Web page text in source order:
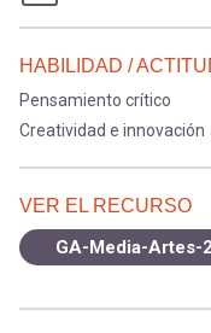
HABILIDAD /
Pensamiento crítico
Creatividad e innovación
VER EL RECURSO
GA-Media-Artes-